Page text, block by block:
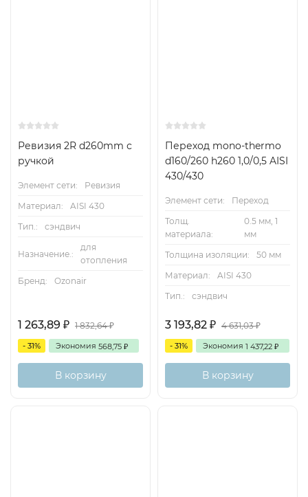
Ревизия 2R d260mm с
ручкой
Элемент сети:
Ревизия
Материал:
AISI 430
Тип.:
сэндвич
Назначение.:
для
отопления
Бренд:
Ozonair
1 263,89 ₽ 1 832,64₽
- 31% Экономия 568,75 ₽
В корзину
Переход mono-thermo
d160/260 h260 1,0/0,5 AISI
430/430
Элемент сети:
Переход
Толщ.
материала:
0.5 мм, 1
мм
Толщина изоляции:
50 мм
Материал:
AISI 430
Тип.:
сэндвич
3 193,82 ₽ 4 631,03₽
- 31% Экономия 1 437,22 ₽
В корзину